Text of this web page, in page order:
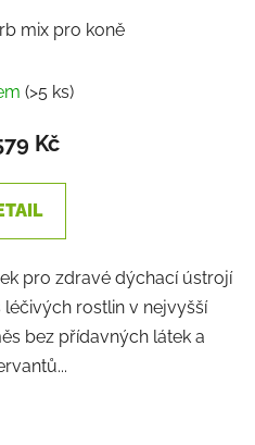
mix pro koně
hodnocení
produktu
je
3,1
z
hvězdiček.
(>5 ks)
Kč
pro zdravé dýchací ústrojí
rostlin v nejvyšší
bez přídavných látek a